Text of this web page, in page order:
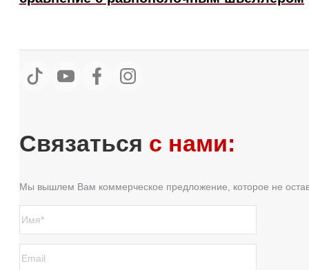
Связаться с нами:
Мы вышлем Вам коммерческое предложение, которое не